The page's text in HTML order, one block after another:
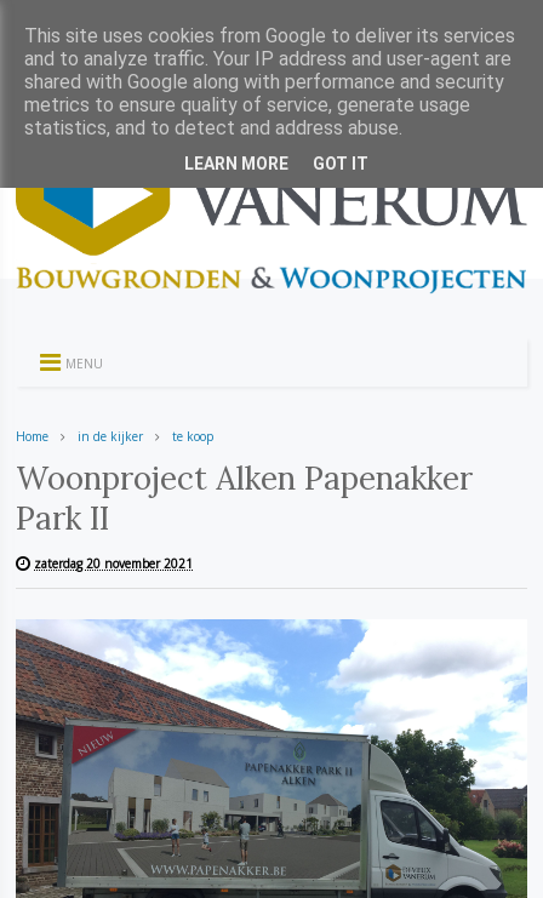
MENU
Home in de kijker te koop
Woonproject Alken Papenakker
Park II
zaterdag 20 november 2021
This site uses cookies from Google to deliver its services
and to analyze traffic. Your IP address and user-agent are
shared with Google along with performance and security
metrics to ensure quality of service, generate usage
statistics, and to detect and address abuse.
LEARN MORE GOT IT